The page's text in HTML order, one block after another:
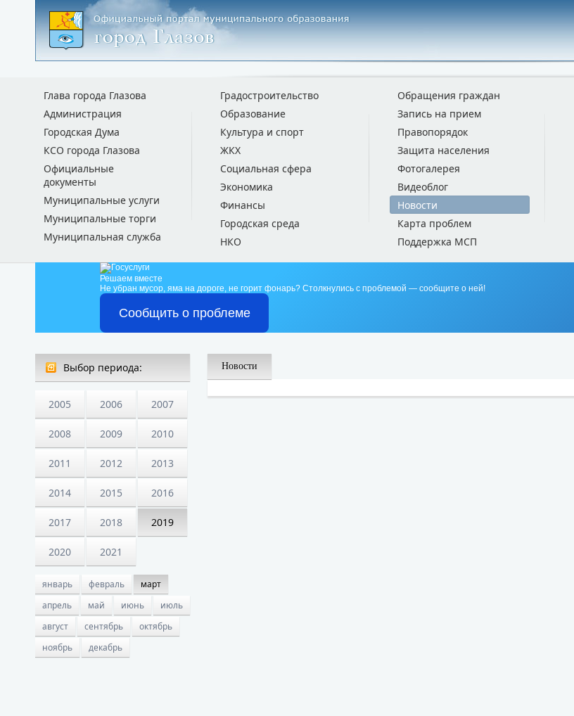
Глава города Глазова
Администрация
Городская Дума
КСО города Глазова
Официальные
документы
Муниципальные услуги
Муниципальные торги
Муниципальная служба
Градостроительство
Образование
Культура и спорт
ЖКХ
Социальная сфера
Экономика
Финансы
Городская среда
НКО
Обращения граждан
Запись на прием
Правопорядок
Защита населения
Фотогалерея
Видеоблог
Новости
Карта проблем
Поддержка МСП
Решаем вместе
Не убран мусор, яма на дороге, не горит фонарь? Столкнулись с проблемой — сообщите о ней!
Сообщить о проблеме
Выбор периода:
2005 2006 2007
2008 2009 2010
2011 2012 2013
2014 2015 2016
2017 2018 2019
2020 2021
январь февраль
март
апрель
май июнь
июль
август
сентябрь
октябрь
ноябрь
декабрь
Новости